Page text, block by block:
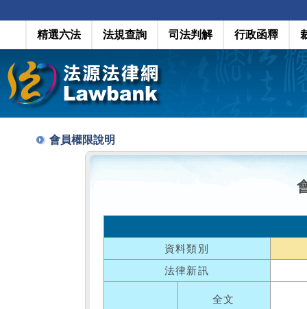
精選六法 法規查詢 司法判解 行政函釋
會員權限說明
資料類別
法律新訊
全文